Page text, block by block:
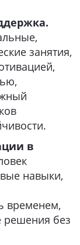
занятия,
в
навыки,
временем,
решения без